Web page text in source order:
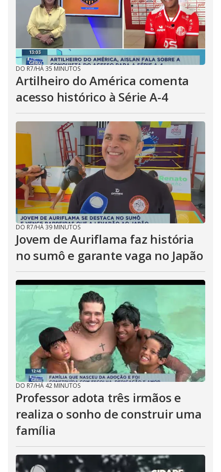
DO R7/HÁ 35 MINUTOS
Artilheiro do América comenta
acesso histórico à Série A-4
DO R7/HÁ 39 MINUTOS
Jovem de Auriflama faz história
no sumô e garante vaga no Japão
DO R7/HÁ 42 MINUTOS
Professor adota três irmãos e
realiza o sonho de construir uma
família